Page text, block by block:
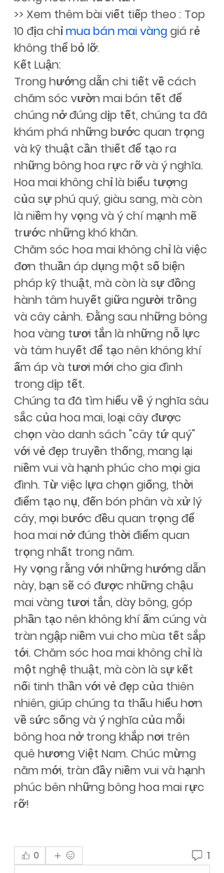
>> Xem thêm bài viết tiếp theo : Top
10 địa chỉ mua bán mai vàng giá rẻ
không thể bỏ lỡ.
Kết Luận:
Trong hướng dẫn chi tiết về cách
chăm sóc vườn mai bán tết để
chúng nở đúng dịp tết, chúng ta đã
khám phá những bước quan trọng
và kỹ thuật cần thiết để tạo ra
những bông hoa rực rỡ và ý nghĩa.
Hoa mai không chỉ là biểu tượng
của sự phú quý, giàu sang, mà còn
là niềm hy vọng và ý chí mạnh mẽ
trước những khó khăn.
Chăm sóc hoa mai không chỉ là việc
đơn thuần áp dụng một số biện
pháp kỹ thuật, mà còn là sự đồng
hành tâm huyết giữa người trồng
và cây cảnh. Đằng sau những bông
hoa vàng tươi tắn là những nỗ lực
và tâm huyết để tạo nên không khí
ấm áp và tươi mới cho gia đình
trong dịp tết.
Chúng ta đã tìm hiểu về ý nghĩa sâu
sắc của hoa mai, loại cây được
chọn vào danh sách "cây tứ quý"
với vẻ đẹp truyền thống, mang lại
niềm vui và hạnh phúc cho mọi gia
đình. Từ việc lựa chọn giống, thời
điểm tạo nụ, đến bón phân và xử lý
cây, mọi bước đều quan trọng để
hoa mai nở đúng thời điểm quan
trọng nhất trong năm.
Hy vọng rằng với những hướng dẫn
này, bạn sẽ có được những chậu
mai vàng tươi tắn, dày bông, góp
phần tạo nên không khí ấm cúng và
tràn ngập niềm vui cho mùa tết sắp
tới. Chăm sóc hoa mai không chỉ là
một nghệ thuật, mà còn là sự kết
nối tinh thần với vẻ đẹp của thiên
nhiên, giúp chúng ta thấu hiểu hơn
về sức sống và ý nghĩa của mỗi
bông hoa nở trong khắp nơi trên
quê hương Việt Nam. Chúc mừng
năm mới, tràn đầy niềm vui và hạnh
phúc bên những bông hoa mai rực
rỡ!
0 1